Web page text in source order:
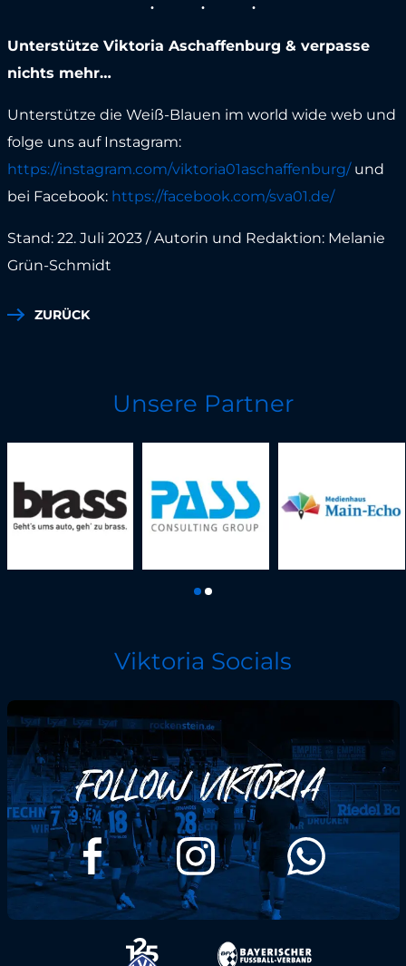
Unterstütze Viktoria Aschaffenburg & verpasse
nichts mehr…
Unterstütze die Weiß-Blauen im world wide web und
folge uns auf Instagram:
https://instagram.com/viktoria01aschaffenburg/und
bei Facebook: https://facebook.com/sva01.de/
Stand: 22. Juli 2023 / Autorin und Redaktion: Melanie
Grün-Schmidt
ZURÜCK
Unsere Partner
Viktoria Socials